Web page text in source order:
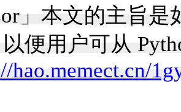
」本文的主旨是
便用户可从
hao.memect.cn/